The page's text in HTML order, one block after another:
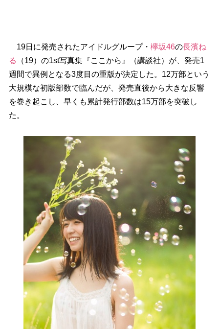
19日に発売されたアイドルグループ・ 欅坂46の長濱ね
る
（19）の1st写真集『ここから』（講談社）が、発売1
週間で異例となる3度目の重版が決定した。12万部という
大規模な初版部数で臨んだが、発売直後から大きな反響
を巻き起こし、早くも累計発行部数は15万部を突破し
た。